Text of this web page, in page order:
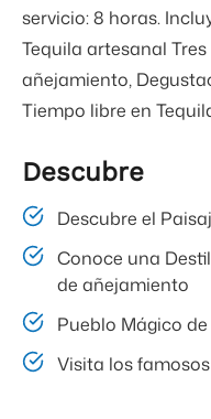
servicio: 8 horas.
Tequila artesanal
añejamiento,
Tiempo libre en
Descubre
Descubre el
Conoce una
de añejamiento
Pueblo Mágico
Visita los